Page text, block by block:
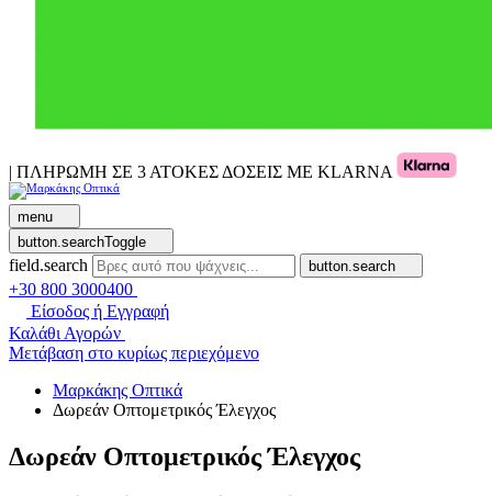
| ΠΛΗΡΩΜΗ ΣΕ 3 ΑΤΟΚΕΣ ΔΟΣΕΙΣ ΜΕ KLARNA
menu
button.searchToggle
field.search button.search
+30 800 3000400
Είσοδος ή Εγγραφή
Καλάθι Αγορών
Μετάβαση στο κυρίως περιεχόμενο
Μαρκάκης Οπτικά
Δωρεάν Οπτομετρικός Έλεγχος
Δωρεάν Οπτομετρικός Έλεγχος